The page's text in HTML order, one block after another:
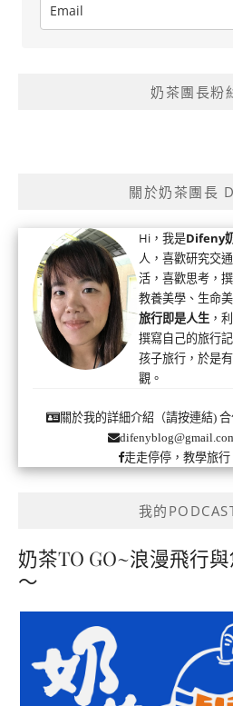
奶茶團長粉
關於奶茶團長
Hi，我是Difeny
人，喜歡研究交
活，喜歡思考，
教養美學、生命
旅行即是人生 ，
撰寫自己的旅行
孩子旅行，於是
觀。
關於我的詳細介紹（請按連結)合
走走停停，教學旅行
我的
奶茶TO GO~浪漫飛行
～